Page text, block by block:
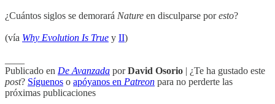
¿Cuántos siglos se demorará Nature en disculparse poresto?
(vía Why Evolution Is True y II)
Publicado en De Avanzada porDavid Osorio | ¿Te ha gustado este
post? Síguenos o apóyanos en Patreon para no perderte las
próximas publicaciones